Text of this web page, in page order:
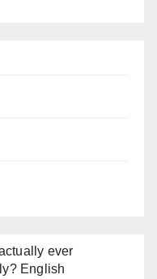
ever
English